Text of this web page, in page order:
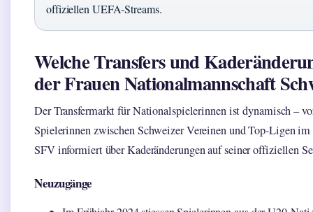
offiziellen UEFA-Streams.
Welche Transfers und
der Frauen Nationalmannschaft
Der Transfermarkt für Nationalspielerinnen ist dynamisch –
Spielerinnen zwischen Schweizer Vereinen und Top-Ligen
SFV informiert über Kaderänderungen auf seiner offiziellen
Neuzugänge